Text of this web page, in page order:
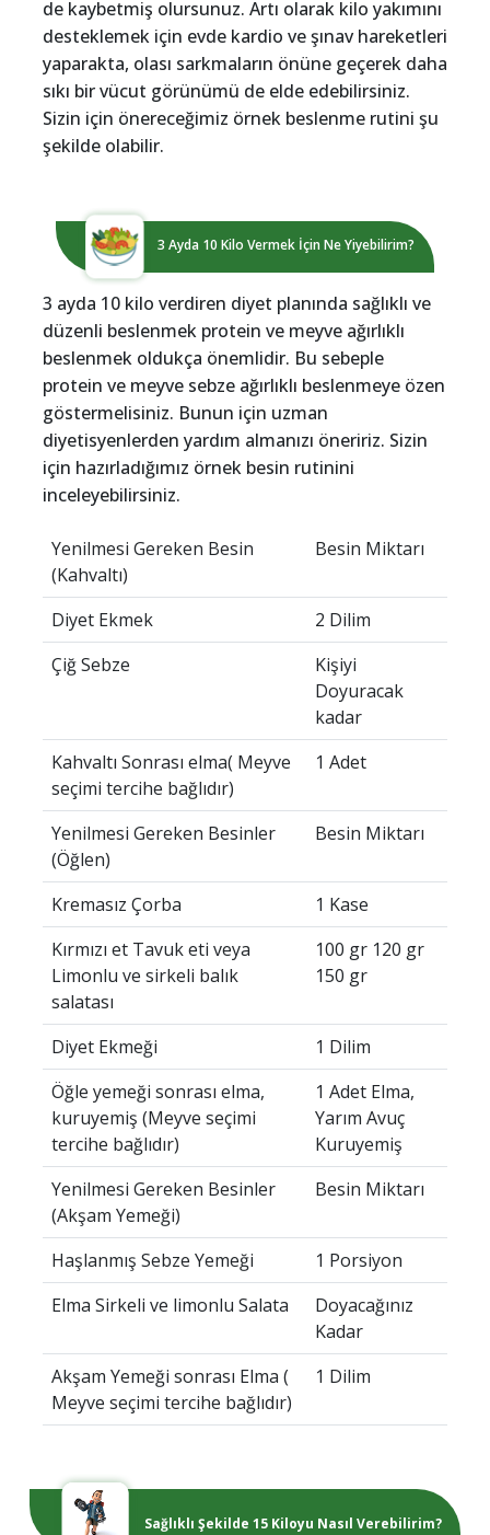
de kaybetmiş olursunuz. Artı olarak kilo yakımını
desteklemek için evde kardio ve şınav hareketleri
yaparakta, olası sarkmaların önüne geçerek daha
sıkı bir vücut görünümü de elde edebilirsiniz.
Sizin için önereceğimiz örnek beslenme rutini şu
şekilde olabilir.
3 Ayda 10 Kilo Vermek İçin Ne Yiyebilirim?
3 ayda 10 kilo verdiren diyet planında sağlıklı ve
düzenli beslenmek protein ve meyve ağırlıklı
beslenmek oldukça önemlidir. Bu sebeple
protein ve meyve sebze ağırlıklı beslenmeye özen
göstermelisiniz. Bunun için uzman
diyetisyenlerden yardım almanızı öneririz. Sizin
için hazırladığımız örnek besin rutinini
inceleyebilirsiniz.
Yenilmesi Gereken Besin
(Kahvaltı)
Besin Miktarı
Diyet Ekmek
2 Dilim
Çiğ Sebze
Kişiyi
Doyuracak
kadar
Kahvaltı Sonrası elma( Meyve
seçimi tercihe bağlıdır)
1 Adet
Yenilmesi Gereken Besinler
(Öğlen)
Besin Miktarı
Kremasız Çorba
1 Kase
Kırmızı et Tavuk eti veya
Limonlu ve sirkeli balık
salatası
100 gr 120 gr
150 gr
Diyet Ekmeği
1 Dilim
Öğle yemeği sonrası elma,
kuruyemiş (Meyve seçimi
tercihe bağlıdır)
1 Adet Elma,
Yarım Avuç
Kuruyemiş
Yenilmesi Gereken Besinler
(Akşam Yemeği)
Besin Miktarı
Haşlanmış Sebze Yemeği
1 Porsiyon
Elma Sirkeli ve limonlu Salata
Doyacağınız
Kadar
Akşam Yemeği sonrası Elma (
Meyve seçimi tercihe bağlıdır)
1 Dilim
Sağlıklı Şekilde 15 Kiloyu Nasıl Verebilirim?